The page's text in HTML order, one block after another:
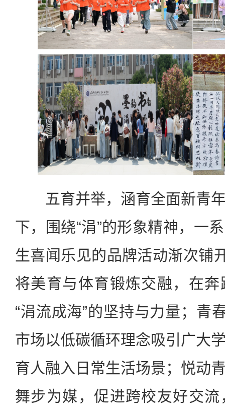
五育并举，涵育全面新青年
下，围绕“涓”的形象精神，一
生喜闻乐见的品牌活动渐次铺
将美育与体育锻炼交融，在
“涓流成海”的坚持与力量；青
市场以低碳循环理念吸引广大
育人融入日常生活场景；悦动
舞步为媒，促进跨校友好交